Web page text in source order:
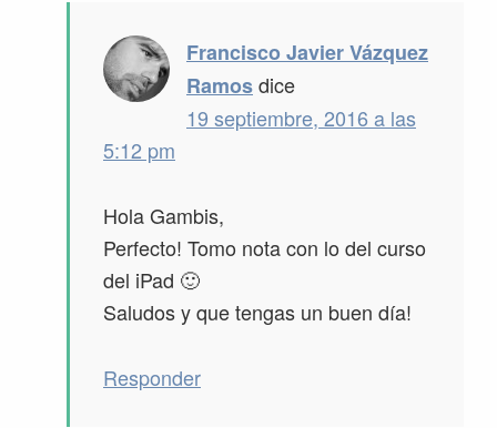
Francisco Javier Vázquez
Ramosdice
19 septiembre, 2016 a las
5:12 pm
Hola Gambis,
Perfecto! Tomo nota con lo del curso
del iPad 🙂
Saludos y que tengas un buen día!
Responder